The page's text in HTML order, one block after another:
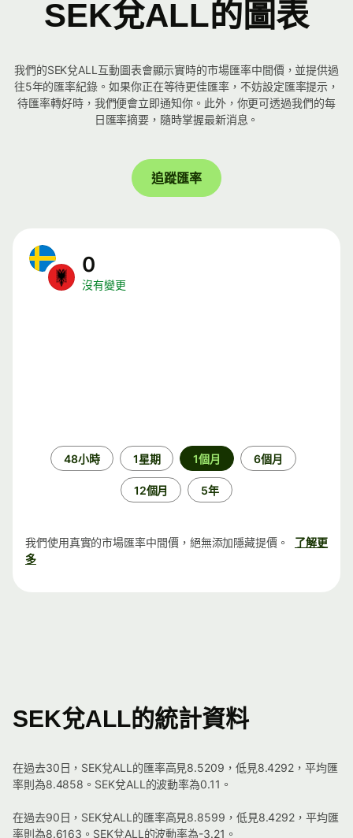
SEK兌ALL的圖表
我們的SEK兌ALL互動圖表會顯示實時的市場匯率中間價，並提供過
往5年的匯率紀錄。如果你正在等待更佳匯率，不妨設定匯率提示，
待匯率轉好時，我們便會立即通知你。此外，你更可透過我們的每
日匯率摘要，隨時掌握最新消息。
追蹤匯率
0
沒有變更
48小時 1星期 1個月 6個月
12個月 5年
我們使用真實的市場匯率中間價，絕無添加隱藏提價。
了解更
多
SEK兌ALL的統計資料
在過去30日，SEK兌ALL的匯率高見8.5209，低見8.4292，平均匯
率則為8.4858。SEK兌ALL的波動率為0.11。
在過去90日，SEK兌ALL的匯率高見8.8599，低見8.4292，平均匯
率則為8.6163。SEK兌ALL的波動率為-3.21。